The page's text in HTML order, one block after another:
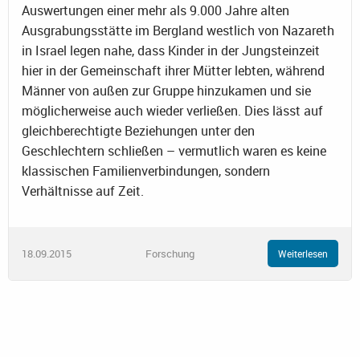
Auswertungen einer mehr als 9.000 Jahre alten
Ausgrabungsstätte im Bergland westlich von Nazareth
in Israel legen nahe, dass Kinder in der Jungsteinzeit
hier in der Gemeinschaft ihrer Mütter lebten, während
Männer von außen zur Gruppe hinzukamen und sie
möglicherweise auch wieder verließen. Dies lässt auf
gleichberechtigte Beziehungen unter den
Geschlechtern schließen – vermutlich waren es keine
klassischen Familienverbindungen, sondern
Verhältnisse auf Zeit.
18.09.2015 Forschung Weiterlesen